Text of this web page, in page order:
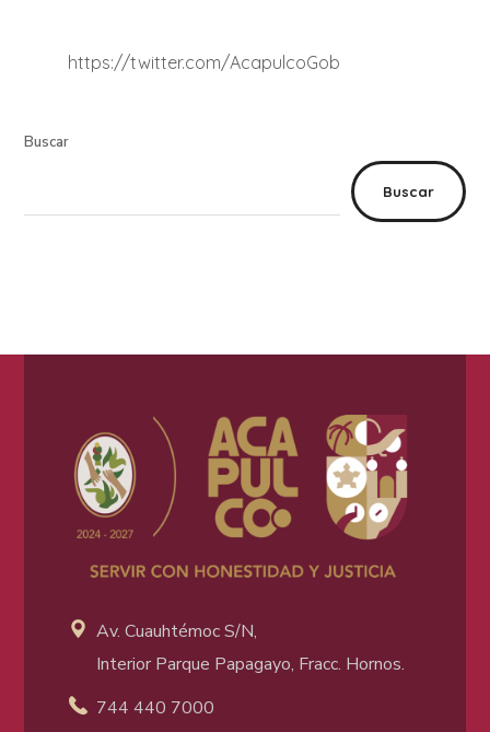
https://twitter.com/AcapulcoGob
Buscar
Buscar
Av. Cuauhtémoc S/N,
Interior Parque Papagayo, Fracc. Hornos.
744 440 7000